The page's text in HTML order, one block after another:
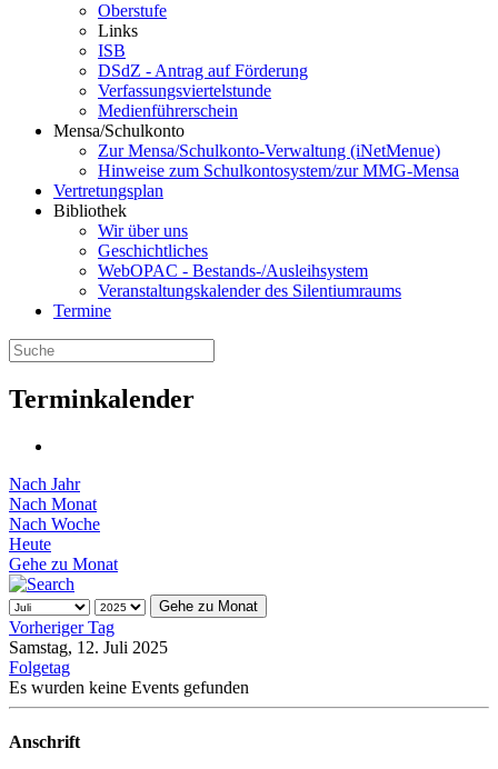
Oberstufe
Links
ISB
DSdZ - Antrag auf Förderung
Verfassungsviertelstunde
Medienführerschein
Mensa/Schulkonto
Zur Mensa/Schulkonto-Verwaltung (iNetMenue)
Hinweise zum Schulkontosystem/zur MMG-Mensa
Vertretungsplan
Bibliothek
Wir über uns
Geschichtliches
WebOPAC - Bestands-/Ausleihsystem
Veranstaltungskalender des Silentiumraums
Termine
Terminkalender
Nach Jahr
Nach Monat
Nach Woche
Heute
Gehe zu Monat
Gehe zu Monat
Vorheriger Tag
Samstag, 12. Juli 2025
Folgetag
Es wurden keine Events gefunden
Anschrift